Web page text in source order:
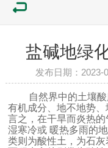
盐碱地绿
发布日期：
自然界中的土壤
有机成分、地不地势
言之，在干旱而炎热
湿寒冷或 暖热多雨的
类则为酸性土，为石